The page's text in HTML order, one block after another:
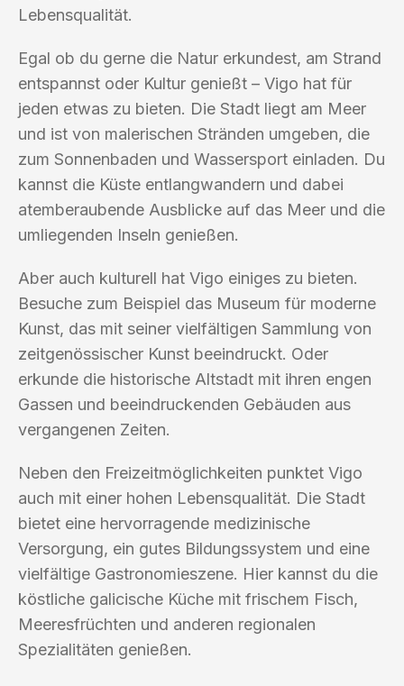
Lebensqualität.
Egal ob du gerne die Natur erkundest, am Strand
entspannst oder Kultur genießt – Vigo hat für
jeden etwas zu bieten. Die Stadt liegt am Meer
und ist von malerischen Stränden umgeben, die
zum Sonnenbaden und Wassersport einladen. Du
kannst die Küste entlangwandern und dabei
atemberaubende Ausblicke auf das Meer und die
umliegenden Inseln genießen.
Aber auch kulturell hat Vigo einiges zu bieten.
Besuche zum Beispiel das Museum für moderne
Kunst, das mit seiner vielfältigen Sammlung von
zeitgenössischer Kunst beeindruckt. Oder
erkunde die historische Altstadt mit ihren engen
Gassen und beeindruckenden Gebäuden aus
vergangenen Zeiten.
Neben den Freizeitmöglichkeiten punktet Vigo
auch mit einer hohen Lebensqualität. Die Stadt
bietet eine hervorragende medizinische
Versorgung, ein gutes Bildungssystem und eine
vielfältige Gastronomieszene. Hier kannst du die
köstliche galicische Küche mit frischem Fisch,
Meeresfrüchten und anderen regionalen
Spezialitäten genießen.